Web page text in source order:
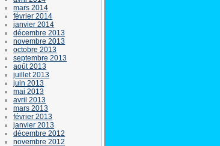
mars 2014
février 2014
janvier 2014
décembre 2013
novembre 2013
octobre 2013
septembre 2013
août 2013
juillet 2013
juin 2013
mai 2013
avril 2013
mars 2013
février 2013
janvier 2013
décembre 2012
novembre 2012